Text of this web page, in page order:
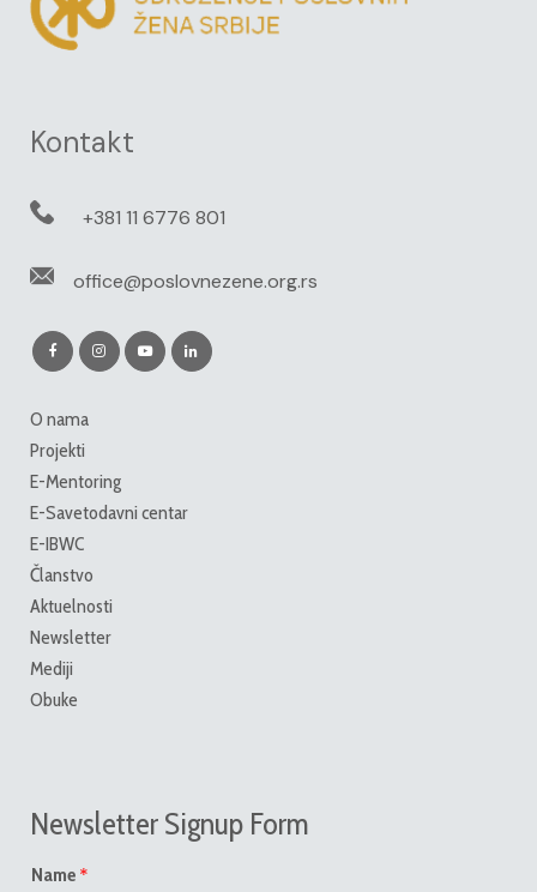
Kontakt
+381 11 6776 801
office@poslovnezene.org.rs
O nama
Projekti
E-Mentoring
E-Savetodavni centar
E-IBWC
Članstvo
Aktuelnosti
Newsletter
Mediji
Obuke
Newsletter Signup Form
Name *